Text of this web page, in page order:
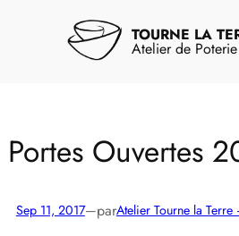
TOURNE LA
Atelier de
Portes Ouvertes
Sep 11, 2017—parAtelier Tourne la Terre